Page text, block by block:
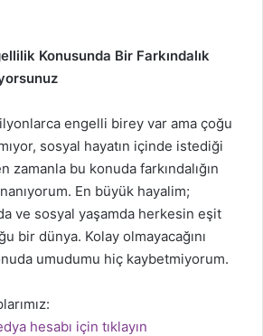
Konusunda Bir Farkındalık
engelli birey var ama çoğu
sosyal hayatın içinde istediği
zamanla bu konuda farkındalığın
En büyük hayalim;
ve sosyal yaşamda herkesin eşit
bir dünya. Kolay olmayacağını
umudumu hiç kaybetmiyorum.
hesabı için tıklayın